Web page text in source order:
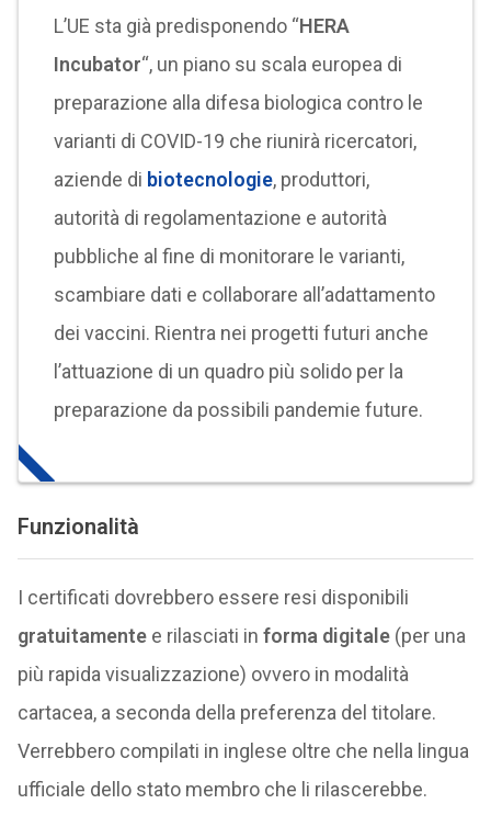
L’UE sta già predisponendo “HERA
Incubator“, un piano su scala europea di
preparazione alla difesa biologica contro le
varianti di COVID-19 che riunirà ricercatori,
aziende di biotecnologie, produttori,
autorità di regolamentazione e autorità
pubbliche al fine di monitorare le varianti,
scambiare dati e collaborare all’adattamento
dei vaccini. Rientra nei progetti futuri anche
l’attuazione di un quadro più solido per la
preparazione da possibili pandemie future.
Funzionalità
I certificati dovrebbero essere resi disponibili
gratuitamentee rilasciati in forma digitale(per una
più rapida visualizzazione) ovvero in modalità
cartacea, a seconda della preferenza del titolare.
Verrebbero compilati in inglese oltre che nella lingua
ufficiale dello stato membro che li rilascerebbe.